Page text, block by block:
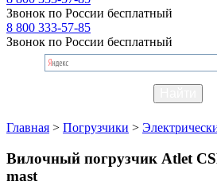
Звонок по России бесплатный
8 800 333-57-85
Звонок по России бесплатный
Главная > Погрузчики >
Вилочный погрузчик Atlet
mast